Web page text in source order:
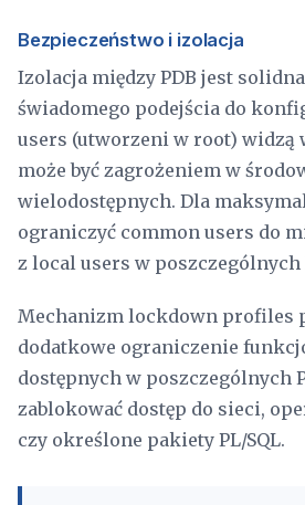
Bezpieczeństwo i izolacja
Izolacja między PDB jest
świadomego podejścia do
users (utworzeni w root) widzą
może być zagrożeniem w
wielodostępnych. Dla
ograniczyć common users do
z local users w poszczególnych
Mechanizm lockdown profiles
dodatkowe ograniczenie
dostępnych w poszczególnych
zablokować dostęp do sieci,
czy określone pakiety PL/SQL.